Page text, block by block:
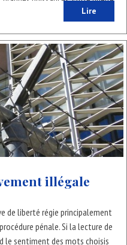
européennes, cet article
Lire
illégale
de liberté régie principalement
pénale. Si la lecture de
le sentiment des mots choisis